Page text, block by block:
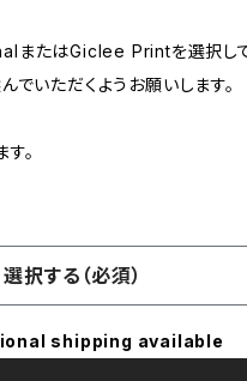
またはGiclee Printを選択して
いただくようお願いします。
。
選択する（必須）
shipping available